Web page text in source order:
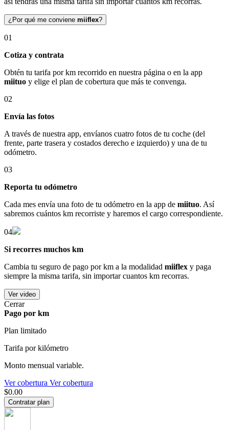
¿Por qué me conviene miiflex?
01
Cotiza y contrata
Obtén tu tarifa por km recorrido en nuestra página o en la app
miituo y elige el plan de cobertura que más te convenga.
02
Envía las fotos
A través de nuestra app, envíanos cuatro fotos de tu coche (del
frente, parte trasera y costados derecho e izquierdo) y una de tu
odómetro.
03
Reporta tu odómetro
Cada mes envía una foto de tu odómetro en la app de miituo. Así
sabremos cuántos km recorriste y haremos el cargo correspondiente.
04
Si recorres muchos km
Cambia tu seguro de pago por km a la modalidad miiflex y paga
siempre la misma tarifa, sin importar cuantos km recorras.
Ver video
Cerrar
Pago por km
Plan limitado
Tarifa por kilómetro
Monto mensual variable.
Ver cobertura Ver cobertura
$0.00
Contratar plan